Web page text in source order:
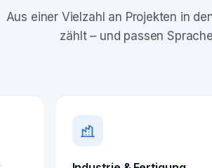
Aus einer Vielzahl an Projekten in
zählt – und passen